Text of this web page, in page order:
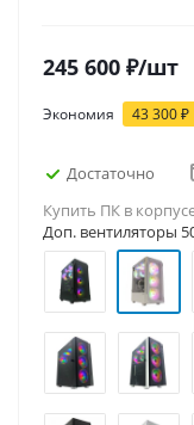
245 600 ₽/шт
Экономия 43 300₽
Достаточно
Купить ПК в
Доп. вентиляторы